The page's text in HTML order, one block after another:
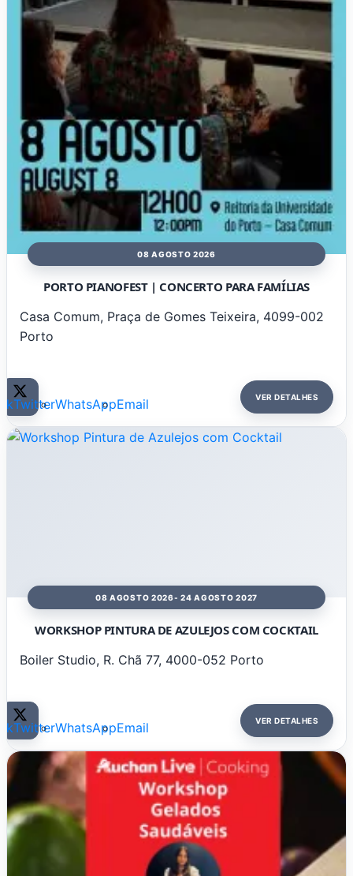
08 AGOSTO 2026
PORTO PIANOFEST | CONCERTO PARA FAMÍLIAS
Casa Comum, Praça de Gomes Teixeira, 4099-002
Porto
TwitterWhatsAppEmail VER DETALHES
08 AGOSTO 2026- 24 AGOSTO 2027
WORKSHOP PINTURA DE AZULEJOS COM COCKTAIL
Boiler Studio, R. Chã 77, 4000-052 Porto
TwitterWhatsAppEmail VER DETALHES